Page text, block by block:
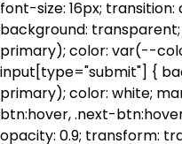
font-size: 16px;
background:
primary); color: var(--
input[type="submit"] {
primary); color: white;
btn:hover, .next-
opacity: 0.9; transform: